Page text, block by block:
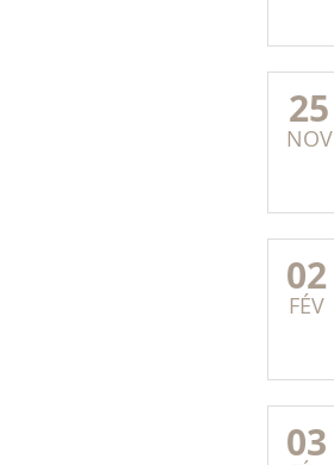
25
NOV
02
FÉV
03